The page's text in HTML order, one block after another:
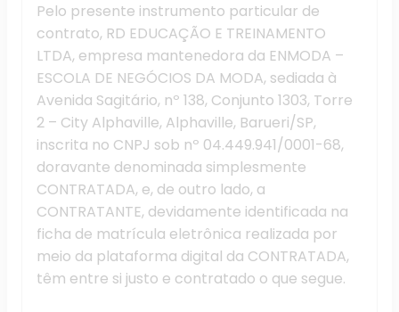
Pelo presente instrumento particular de
contrato, RD EDUCAÇÃO E TREINAMENTO
LTDA, empresa mantenedora da ENMODA –
ESCOLA DE NEGÓCIOS DA MODA, sediada à
Avenida Sagitário, nº 138, Conjunto 1303, Torre
2 – City Alphaville, Alphaville, Barueri/SP,
inscrita no CNPJ sob nº 04.449.941/0001-68,
doravante denominada simplesmente
CONTRATADA, e, de outro lado, a
CONTRATANTE, devidamente identificada na
ficha de matrícula eletrônica realizada por
meio da plataforma digital da CONTRATADA,
têm entre si justo e contratado o que segue.